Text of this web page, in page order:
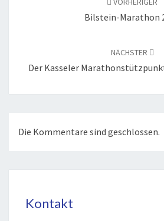
Bil­stein-Mara­thon
NÄCHSTER
Der Kas­se­ler
Die Kommentare sind geschlossen.
Kontakt